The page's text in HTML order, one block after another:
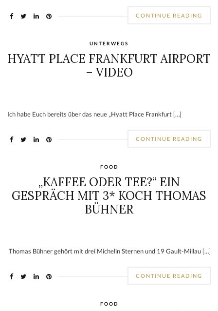
CONTINUE READING
UNTERWEGS
HYATT PLACE FRANKFURT AIRPORT
– VIDEO
Ich habe Euch bereits über das neue „Hyatt Place Frankfurt […]
CONTINUE READING
FOOD
„KAFFEE ODER TEE?“ EIN
GESPRÄCH MIT 3* KOCH THOMAS
BÜHNER
Thomas Bühner gehört mit drei Michelin Sternen und 19 Gault-Millau […]
CONTINUE READING
FOOD